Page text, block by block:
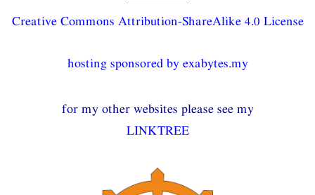
Creative Commons Attribution-ShareAlike 4.0 License
hosting sponsored by exabytes.my
for my other websites please see my
LINKTREE